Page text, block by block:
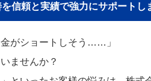
信頼と実績で強力にサポートし
金がショートしそう……」
ませんか？